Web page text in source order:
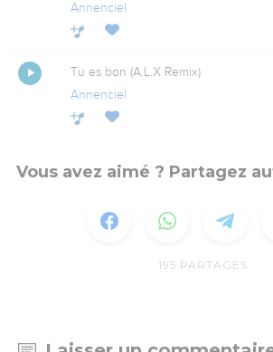
Annenciel
Tu es bon (A.L.X Remix)
Annenciel
Vous avez aimé ? Partagez
195 PARTAGES